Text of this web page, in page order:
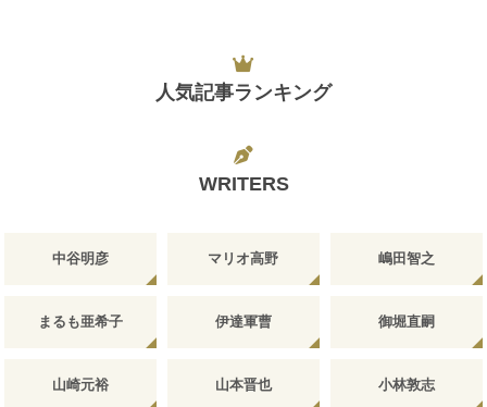
人気記事ランキング
WRITERS
中谷明彦 マリオ高野 嶋田智之
まるも亜希子 伊達軍曹 御堀直嗣
山崎元裕 山本晋也 小林敦志